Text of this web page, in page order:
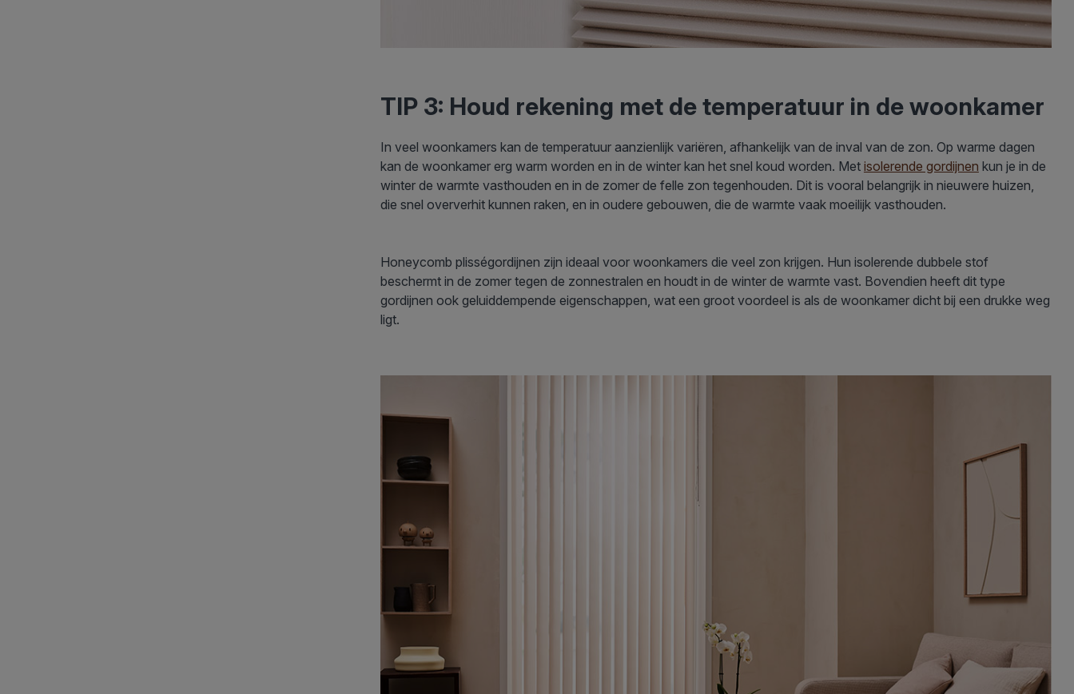
TIP 3: Houd rekening met de temperatuur in de woonkamer
In veel woonkamers kan de temperatuur aanzienlijk variëren, afhankelijk van de inval van de zon. Op warme dagen
kan de woonkamer erg warm worden en in de winter kan het snel koud worden. Met isolerende gordijnen kun je in de
winter de warmte vasthouden en in de zomer de felle zon tegenhouden. Dit is vooral belangrijk in nieuwere huizen,
die snel oververhit kunnen raken, en in oudere gebouwen, die de warmte vaak moeilijk vasthouden.
Honeycomb plisségordijnen zijn ideaal voor woonkamers die veel zon krijgen. Hun isolerende dubbele stof
beschermt in de zomer tegen de zonnestralen en houdt in de winter de warmte vast. Bovendien heeft dit type
gordijnen ook geluiddempende eigenschappen, wat een groot voordeel is als de woonkamer dicht bij een drukke weg
ligt.